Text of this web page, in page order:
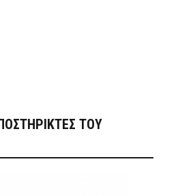
ΤΟΥ